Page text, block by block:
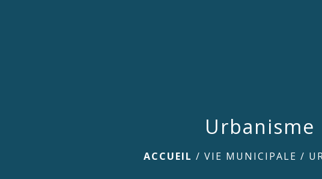
Urbanisme
ACCUEIL /VIE MUNICIPALE /